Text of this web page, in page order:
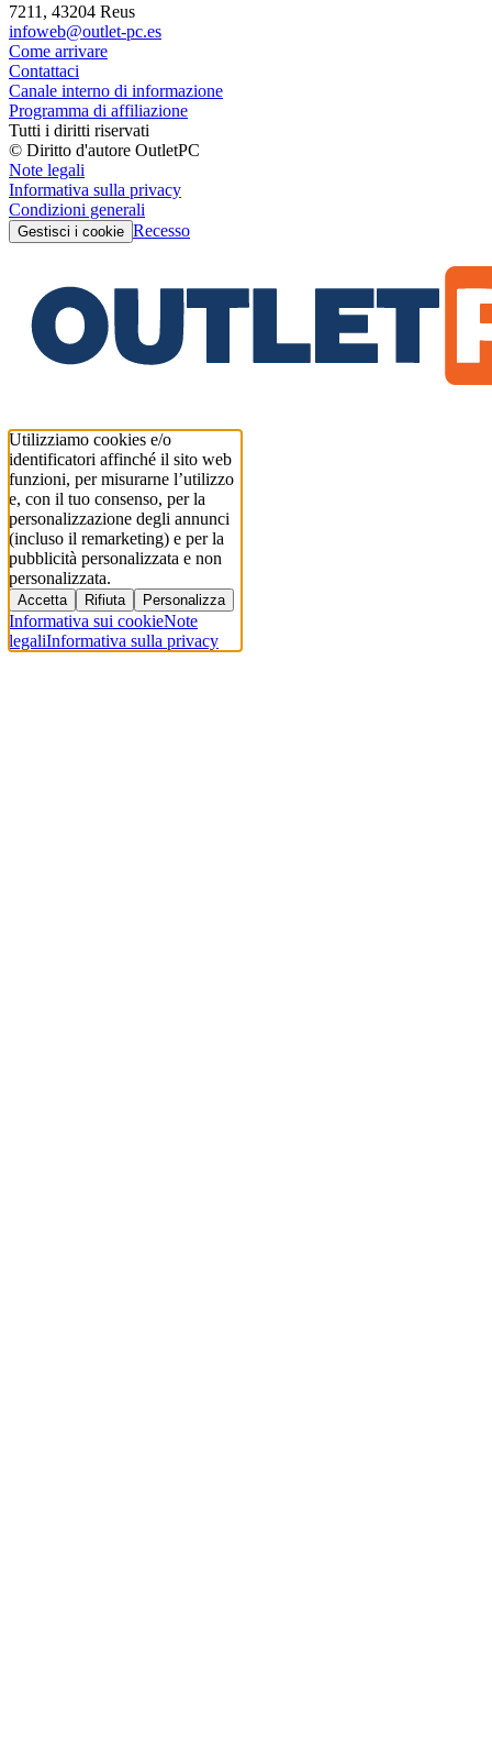
7211, 43204 Reus
infoweb@outlet-pc.es
Come arrivare
Contattaci
Canale interno di informazione
Programma di affiliazione
Tutti i diritti riservati
© Diritto d'autore OutletPC
Note legali
Informativa sulla privacy
Condizioni generali
Gestisci i cookie Recesso
Utilizziamo cookies e/o
identificatori affinché il sito web
funzioni, per misurarne l’utilizzo
e, con il tuo consenso, per la
personalizzazione degli annunci
(incluso il remarketing) e per la
pubblicità personalizzata e non
personalizzata.
Accetta Rifiuta Personalizza
Informativa sui cookieNote
legaliInformativa sulla privacy